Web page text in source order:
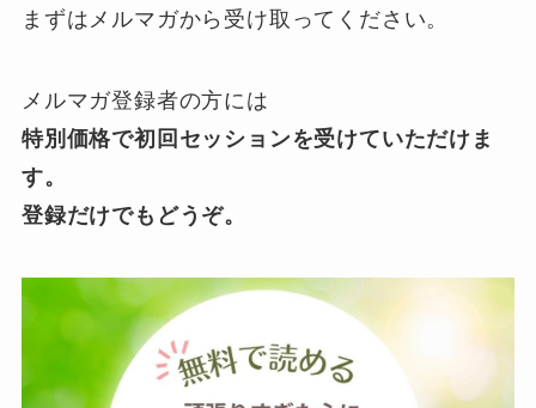
まずはメルマガから受け取ってください。
メルマガ登録者の方には
特別価格で初回セッションを受けていただけま
す。
登録だけでもどうぞ。